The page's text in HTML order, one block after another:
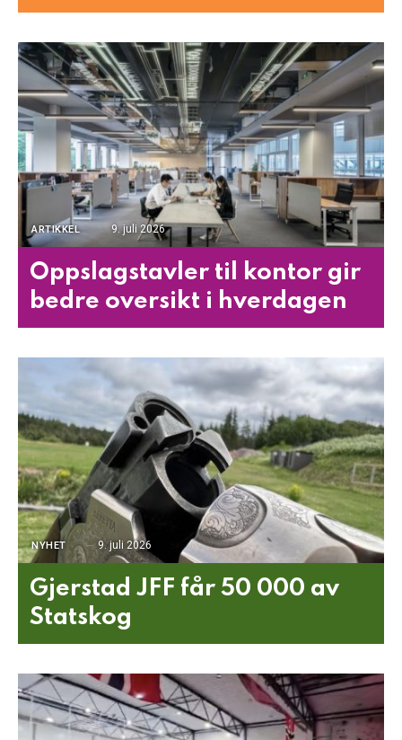
ARTIKKEL 9. juli 2026
Oppslagstavler til kontor gir
bedre oversikt i hverdagen
NYHET 9. juli 2026
Gjerstad JFF får 50 000 av
Statskog